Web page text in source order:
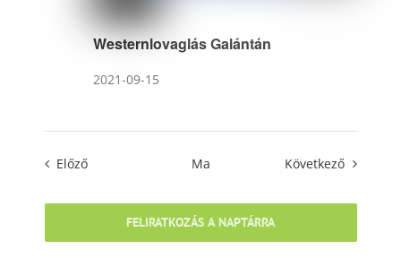
Westernlovaglás Galántán
2021-09-15
ElőzőEsemények Ma Következő
FELIRATKOZÁS A NAPTÁRRA